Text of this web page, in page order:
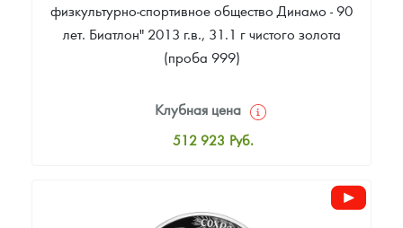
физкультурно-спортивное общество Динамо - 90
лет. Биатлон" 2013 г.в., 31.1 г чистого золота
(проба 999)
Клубная цена
512 923 Руб.
Цена выкупа